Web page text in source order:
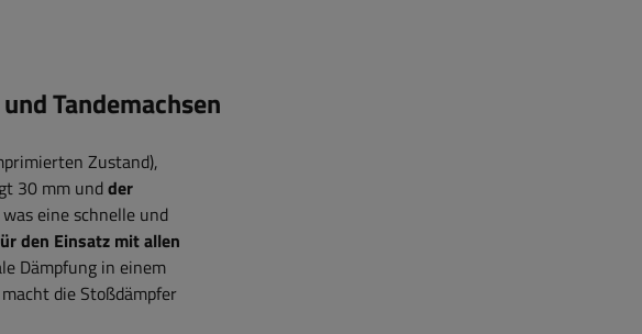
Tandemachsen
Zustand),
30 mm undder
eine schnelle und
den Einsatz mit allen
Dämpfung in einem
die Stoßdämpfer